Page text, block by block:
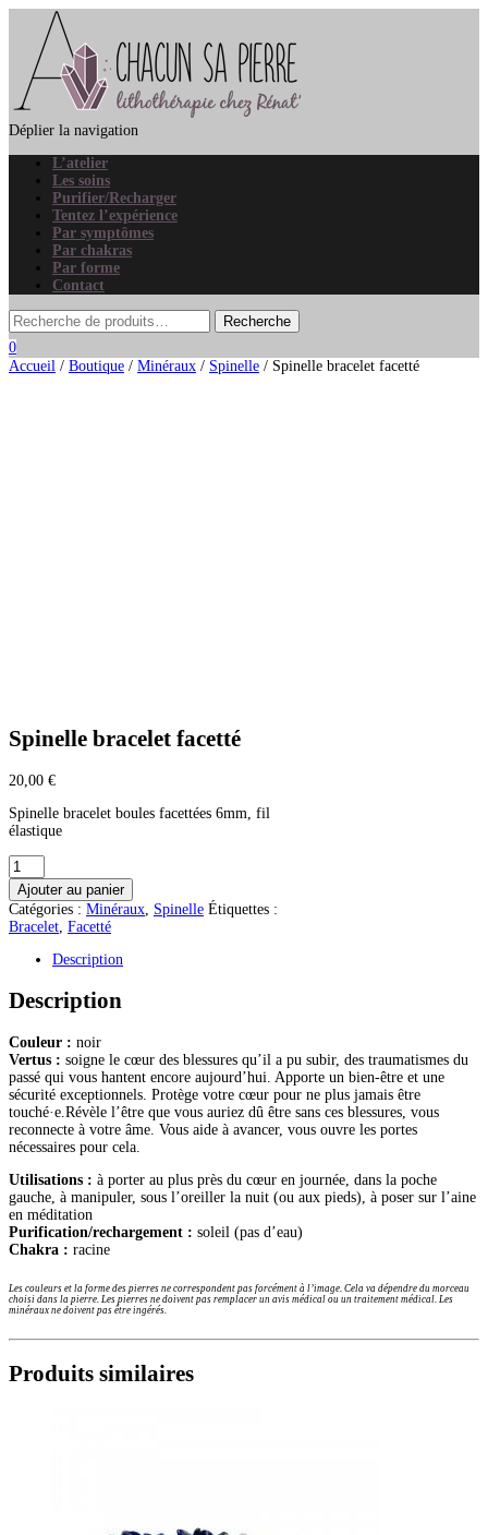
Déplier la navigation
L’atelier
Les soins
Purifier/Recharger
Tentez l’expérience
Par symptômes
Par chakras
Par forme
Contact
0
Accueil / Boutique / Minéraux / Spinelle / Spinelle bracelet facetté
Spinelle bracelet facetté
20,00 €
Spinelle bracelet boules facettées 6mm, fil
élastique
quantité
de
Spinelle
bracelet
facetté
Ajouter au panier
Catégories : Minéraux Spinelle Étiquettes :
Bracelet Facetté
Description
Description
Couleur : noir
Vertus : soigne le cœur des blessures qu’il a pu subir, des traumatismes du
passé qui vous hantent encore aujourd’hui. Apporte un bien-être et une
sécurité exceptionnels. Protège votre cœur pour ne plus jamais être
touché·e.Révèle l’être que vous auriez dû être sans ces blessures, vous
reconnecte à votre âme. Vous aide à avancer, vous ouvre les portes
nécessaires pour cela.
Utilisations : à porter au plus près du cœur en journée, dans la poche
gauche, à manipuler, sous l’oreiller la nuit (ou aux pieds), à poser sur l’aine
en méditation
Purification/rechargement : soleil (pas d’eau)
Chakra : racine
Les couleurs et la forme des pierres ne correspondent pas forcément à l’image. Cela va dépendre du morceau
choisi dans la pierre. Les pierres ne doivent pas remplacer un avis médical ou un traitement médical. Les
minéraux ne doivent pas être ingérés.
Produits similaires